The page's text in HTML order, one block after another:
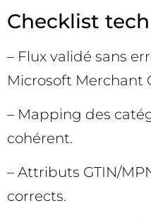
Checklist
– Flux validé sans
Microsoft Merchant
– Mapping des
cohérent.
– Attributs GTIN/
corrects.